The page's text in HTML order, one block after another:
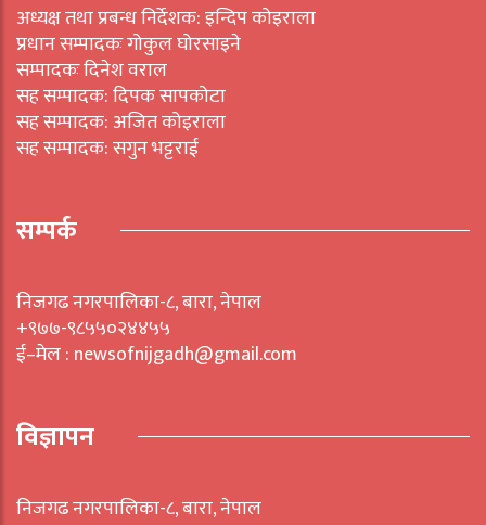
अध्यक्ष तथा प्रबन्ध निर्देशक: इन्दिप कोइराला
प्रधान सम्पादकः गोकुल घोरसाइने
सम्पादकः दिनेश वराल
सह सम्पादक: दिपक सापकोटा
सह सम्पादक: अजित कोइराला
सह सम्पादक: सगुन भट्टराई
सम्पर्क
निजगढ नगरपालिका-८, बारा, नेपाल
+९७७-९८५५०२४४५५
ई–मेल : newsofnijgadh@gmail.com
विज्ञापन
निजगढ नगरपालिका-८, बारा, नेपाल